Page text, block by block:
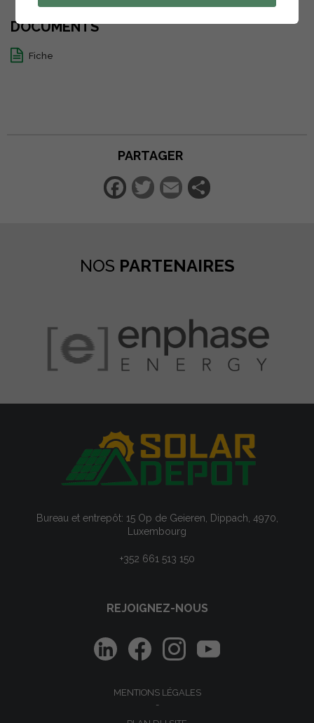
DOCUMENTS
Fiche
PARTAGER
Facebook
Twitter
Email
NOS PARTENAIRES
Bureau et entrepôt: 15 Op de Geieren, Dippach, 4970,
Luxembourg
+352 661 513 150
REJOIGNEZ-NOUS
MENTIONS LÉGALES